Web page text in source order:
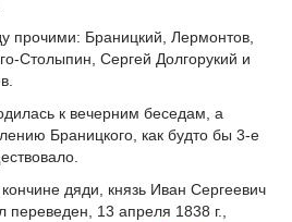
прочими: Браницкий, Лермонтов,
Столыпин, Сергей Долгорукий и
к вечерним беседам, а
Браницкого, как будто бы 3-е
дяди, князь Иван Сергеевич
переведен, 13 апреля 1838 г.,